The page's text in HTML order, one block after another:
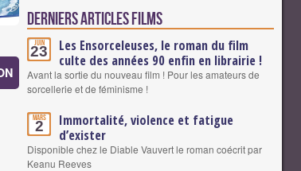
Derniers articles Films
Juin
23
Les Ensorceleuses, le roman du film
culte des années 90 enfin en librairie !
Avant la sortie du nouveau film ! Pour les amateurs de
sorcellerie et de féminisme !
Mars
2
Immortalité, violence et fatigue
d’exister
Disponible chez le Diable Vauvert le roman coécrit par
Keanu Reeves